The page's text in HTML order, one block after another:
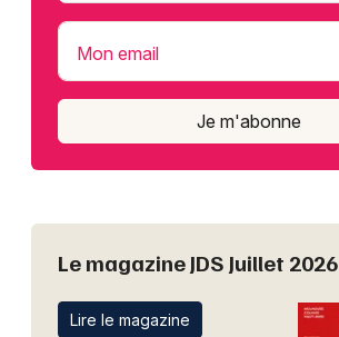
Mon email
Je m'abonne
Le magazine JDS Juillet 2026
Lire le magazine